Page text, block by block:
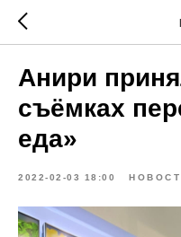
Анири
съёмках
еда»
2022-02-03 18:00